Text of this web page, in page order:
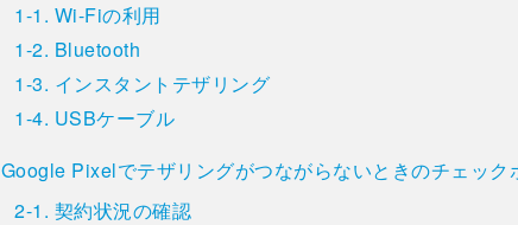
Wi-Fiの利用
Bluetooth
インスタントテザリング
USBケーブル
Google Pixelでテザリングがつながらないときのチェック
契約状況の確認